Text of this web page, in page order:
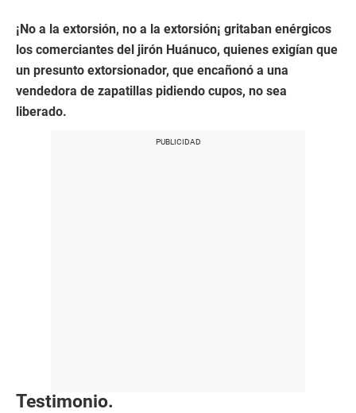
¡No a la extorsión, no a la extorsión¡ gritaban enérgicos
los comerciantes del jirón Huánuco, quienes exigían que
un presunto extorsionador, que encañonó a una
vendedora de zapatillas pidiendo cupos, no sea
liberado.
Testimonio.